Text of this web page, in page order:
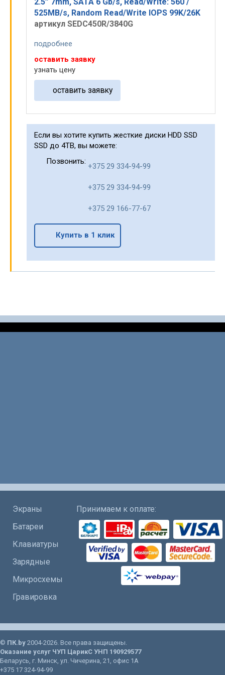
525MB/s, Random Read/Write IOPS 99K/26K
артикул SEDC450R/3840G
подробнее
оставить заявку
узнать цену
оставить заявку
Если вы хотите купить жесткие диски HDD SSD
SSD до 4TB, вы можете:
Позвонить:
+375 29 334-94-99
+375 29 334-94-99
+375 29 166-77-67
Купить в 1 клик
Экраны
Батареи
Клавиатуры
Зарядные
Микросхемы
Гравировка
Принимаем к оплате:
© ПК.by 2004-2026. Все права защищены.
Оказание услуг ЧУП ЦарикС УНП 190929577
Беларусь, г. Минск, ул. Чичерина, 21 , офис 1А
+375 17 324-94-99